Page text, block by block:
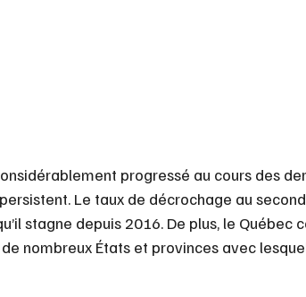
progressé au cours des
Le taux de décrochage au
stagne depuis 2016. De plus, le Québec
nombreux États et provinces avec